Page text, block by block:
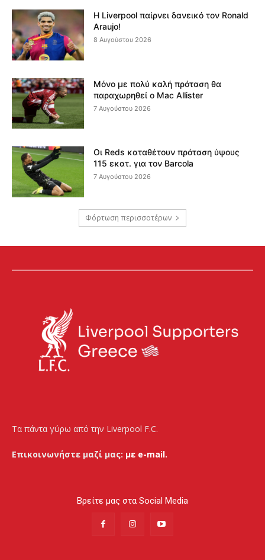
Η Liverpool παίρνει δανεικό τον Ronald
Araujo!
8 Αυγούστου 2026
Μόνο με πολύ καλή πρόταση θα
παραχωρηθεί ο Mac Allister
7 Αυγούστου 2026
Οι Reds καταθέτουν πρόταση ύψους
115 εκατ. για τον Barcola
7 Αυγούστου 2026
Φόρτωση περισσοτέρων
Τα πάντα γύρω από την Liverpool F.C.
Επικοινωνήστε μαζί μας: με e-mail.
Βρείτε μας στα Social Media